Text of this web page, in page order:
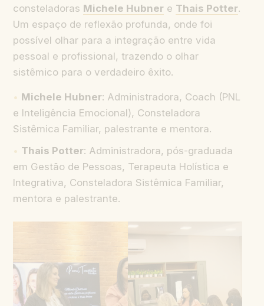
consteladoras Michele Hubner e Thais Potter.
Um espaço de reflexão profunda, onde foi
possível olhar para a integração entre vida
pessoal e profissional, trazendo o olhar
sistêmico para o verdadeiro êxito.
Michele Hubner: Administradora, Coach (PNL
e Inteligência Emocional), Consteladora
Sistêmica Familiar, palestrante e mentora.
Thais Potter: Administradora, pós-graduada
em Gestão de Pessoas, Terapeuta Holística e
Integrativa, Consteladora Sistêmica Familiar,
mentora e palestrante.